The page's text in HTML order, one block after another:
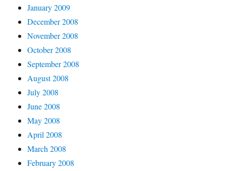
January 2009
December 2008
November 2008
October 2008
September 2008
August 2008
July 2008
June 2008
May 2008
April 2008
March 2008
February 2008